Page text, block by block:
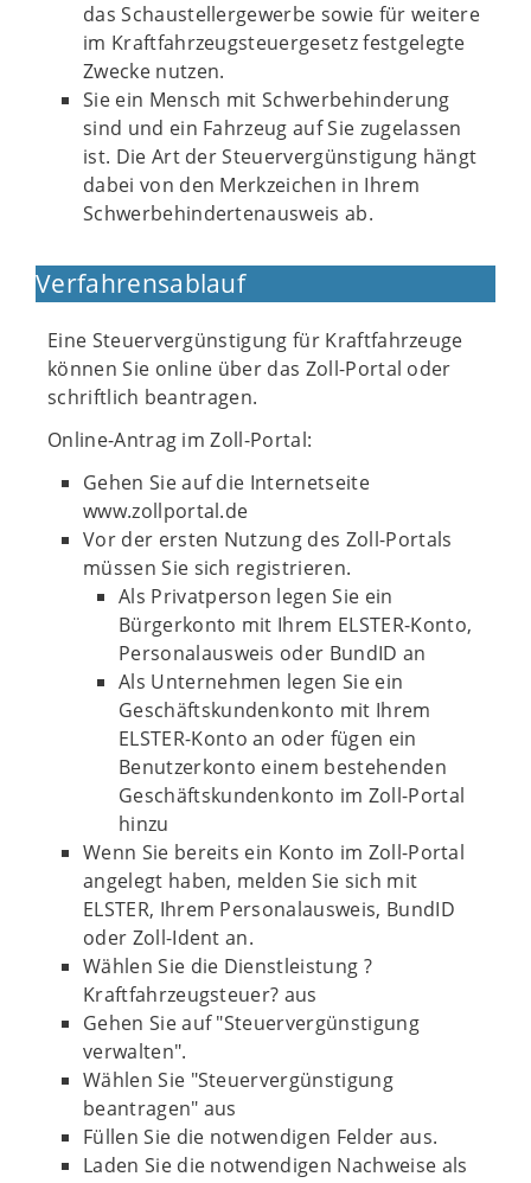
das Schaustellergewerbe sowie für weitere
im Kraftfahrzeugsteuergesetz festgelegte
Zwecke nutzen.
Sie ein Mensch mit Schwerbehinderung
sind und ein Fahrzeug auf Sie zugelassen
ist. Die Art der Steuervergünstigung hängt
dabei von den Merkzeichen in Ihrem
Schwerbehindertenausweis ab.
Verfahrensablauf
Eine Steuervergünstigung für Kraftfahrzeuge
können Sie online über das Zoll-Portal oder
schriftlich beantragen.
Online-Antrag im Zoll-Portal:
Gehen Sie auf die Internetseite
www.zollportal.de
Vor der ersten Nutzung des Zoll-Portals
müssen Sie sich registrieren.
Als Privatperson legen Sie ein
Bürgerkonto mit Ihrem ELSTER-Konto,
Personalausweis oder BundID an
Als Unternehmen legen Sie ein
Geschäftskundenkonto mit Ihrem
ELSTER-Konto an oder fügen ein
Benutzerkonto einem bestehenden
Geschäftskundenkonto im Zoll-Portal
hinzu
Wenn Sie bereits ein Konto im Zoll-Portal
angelegt haben, melden Sie sich mit
ELSTER, Ihrem Personalausweis, BundID
oder Zoll-Ident an.
Wählen Sie die Dienstleistung ?
Kraftfahrzeugsteuer? aus
Gehen Sie auf "Steuervergünstigung
verwalten".
Wählen Sie "Steuervergünstigung
beantragen" aus
Füllen Sie die notwendigen Felder aus.
Laden Sie die notwendigen Nachweise als